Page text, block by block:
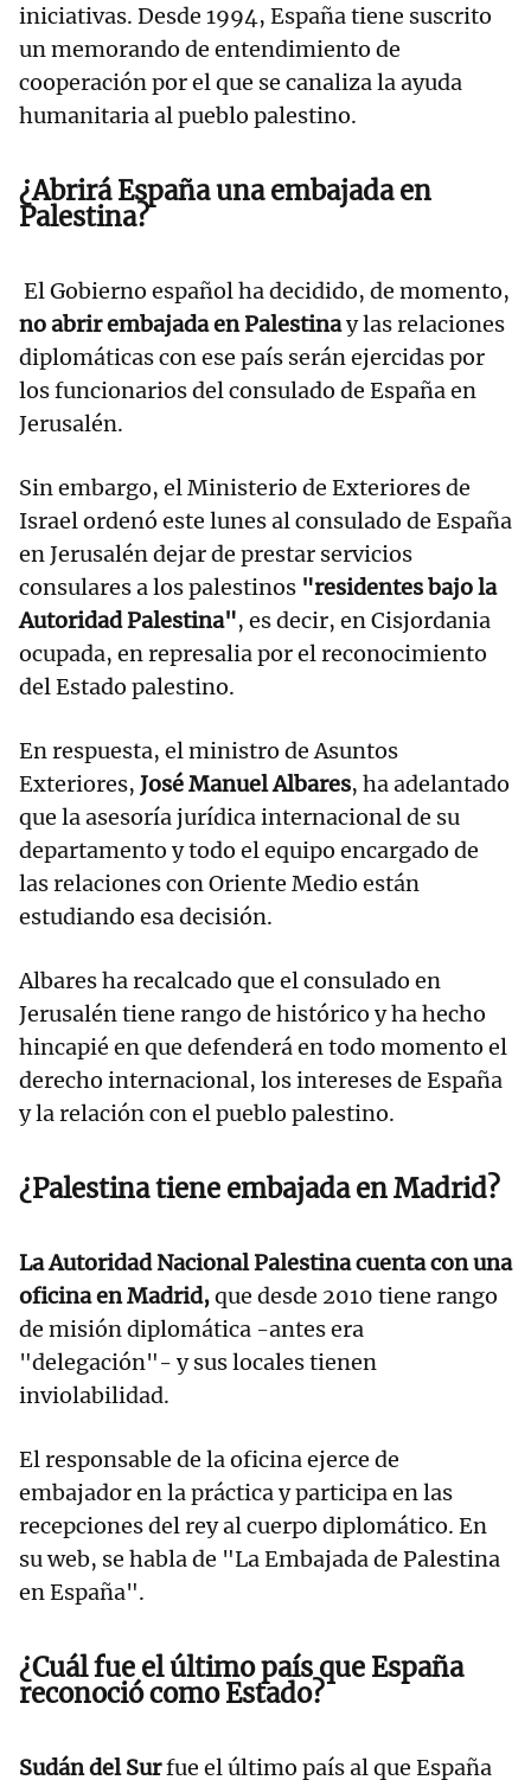
iniciativas. Desde 1994, España tiene suscrito
un memorando de entendimiento de
cooperación por el que se canaliza la ayuda
humanitaria al pueblo palestino.
¿Abrirá España una embajada en
Palestina?
El Gobierno español ha decidido, de momento,
no abrir embajada en Palestinay las relaciones
diplomáticas con ese país serán ejercidas por
los funcionarios del consulado de España en
Jerusalén.
Sin embargo, el Ministerio de Exteriores de
Israel ordenó este lunes al consulado de España
en Jerusalén dejar de prestar servicios
consulares a los palestinos "residentes bajo la
Autoridad Palestina", es decir, en Cisjordania
ocupada, en represalia por el reconocimiento
del Estado palestino.
En respuesta, el ministro de Asuntos
Exteriores, José Manuel Albares, ha adelantado
que la asesoría jurídica internacional de su
departamento y todo el equipo encargado de
las relaciones con Oriente Medio están
estudiando esa decisión.
Albares ha recalcado que el consulado en
Jerusalén tiene rango de histórico y ha hecho
hincapié en que defenderá en todo momento el
derecho internacional, los intereses de España
y la relación con el pueblo palestino.
¿Palestina tiene embajada en Madrid?
La Autoridad Nacional Palestina cuenta con una
oficina en Madrid,que desde 2010 tiene rango
de misión diplomática -antes era
"delegación"- y sus locales tienen
inviolabilidad.
El responsable de la oficina ejerce de
embajador en la práctica y participa en las
recepciones del rey al cuerpo diplomático. En
su web, se habla de "La Embajada de Palestina
en España".
¿Cuál fue el último país que España
reconoció como Estado?
Sudán del Surfue el último país al que España